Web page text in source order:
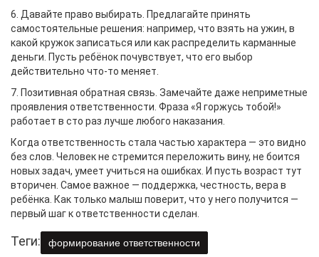
6. Давайте право выбирать. Предлагайте принять
самостоятельные решения: например, что взять на ужин, в
какой кружок записаться или как распределить карманные
деньги. Пусть ребёнок почувствует, что его выбор
действительно что-то меняет.
7. Позитивная обратная связь. Замечайте даже неприметные
проявления ответственности. Фраза «Я горжусь тобой!»
работает в сто раз лучше любого наказания.
Когда ответственность стала частью характера — это видно
без слов. Человек не стремится переложить вину, не боится
новых задач, умеет учиться на ошибках. И пусть возраст тут
вторичен. Самое важное — поддержка, честность, вера в
ребёнка. Как только малыш поверит, что у него получится —
первый шаг к ответственности сделан.
Теги: формирование ответственности